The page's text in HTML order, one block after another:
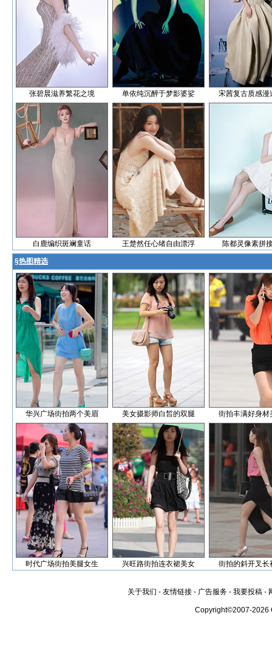
张碧晨滋养繁花之境 单依纯沉醉于梦影婆娑 宋茜复古质感漫
白鹿编织斑斓童话 王楚然任心绪自由漂浮 陈都灵像素拼
§热图精选
华兴广场街拍两个美眉 美女摄影师白皙的双腿 街拍丰满好身材
时代广场街拍美腿女生 兴旺路街拍连衣裙美女 街拍的斜开叉长
关于我们 - 友情链接 - 广告服务 - 我要投稿 -
Copyright©2007-2026